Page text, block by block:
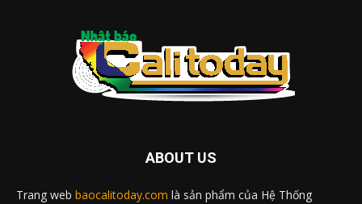
ABOUT US
Trang web baocalitoday.com là sản phẩm của Hệ Thống